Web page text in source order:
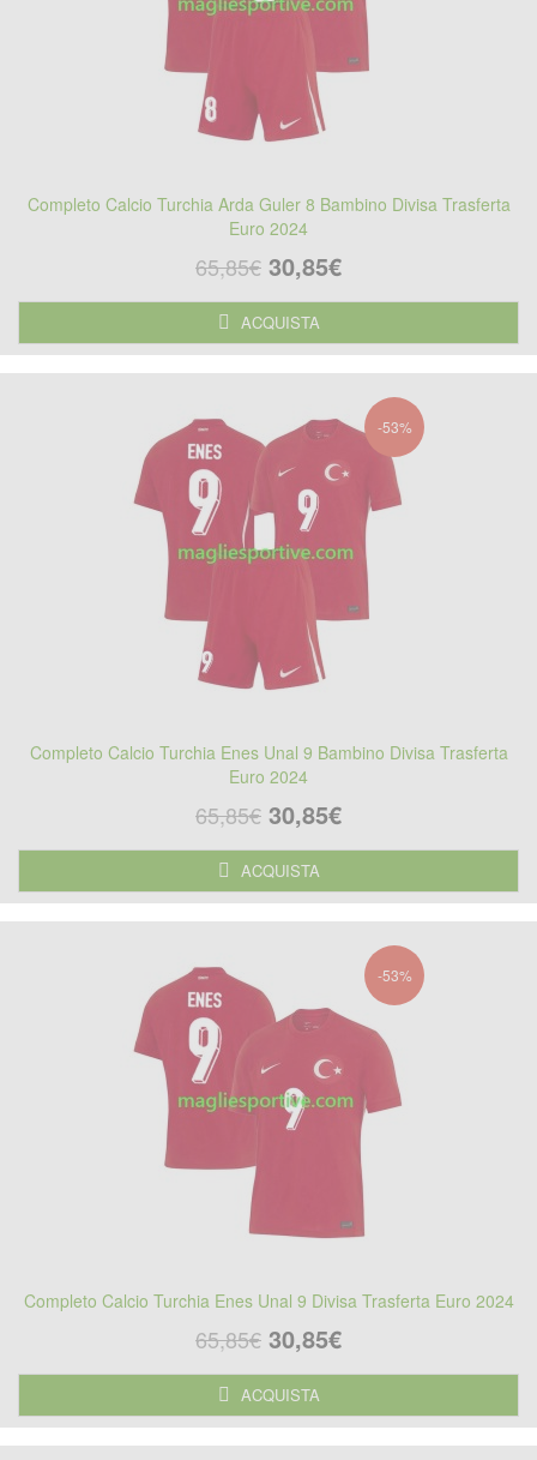
Completo Calcio Turchia Arda Guler 8 Bambino Divisa Trasferta
Euro 2024
65,85€ 30,85€
ACQUISTA
-53%
Completo Calcio Turchia Enes Unal 9 Bambino Divisa Trasferta
Euro 2024
65,85€ 30,85€
ACQUISTA
-53%
Completo Calcio Turchia Enes Unal 9 Divisa Trasferta Euro 2024
65,85€ 30,85€
ACQUISTA